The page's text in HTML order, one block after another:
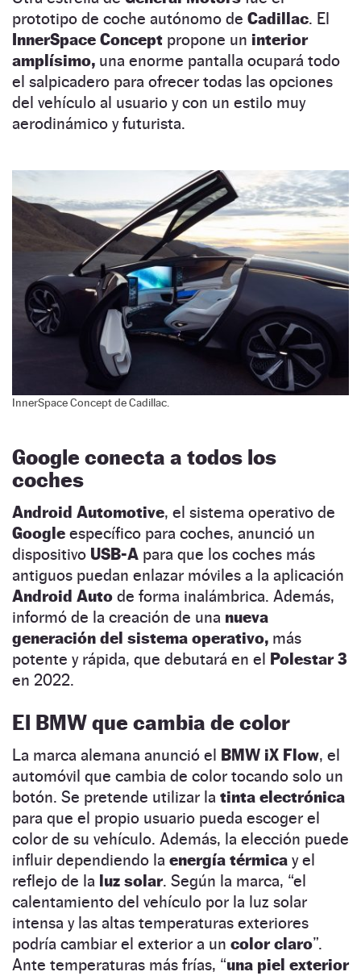
prototipo de coche autónomo de Cadillac. El
InnerSpace Concept propone un interior
amplísimo, una enorme pantalla ocupará todo
el salpicadero para ofrecer todas las opciones
del vehículo al usuario y con un estilo muy
aerodinámico y futurista.
InnerSpace Concept de Cadillac.
Google conecta a todos los
coches
Android Automotive, el sistema operativo de
Google específico para coches, anunció un
dispositivo USB-A para que los coches más
antiguos puedan enlazar móviles a la aplicación
Android Auto de forma inalámbrica. Además,
informó de la creación de una nueva
generación del sistema operativo, más
potente y rápida, que debutará en el Polestar 3
en 2022.
El BMW que cambia de color
La marca alemana anunció el BMW iX Flow, el
automóvil que cambia de color tocando solo un
botón. Se pretende utilizar la tinta electrónica
para que el propio usuario pueda escoger el
color de su vehículo. Además, la elección puede
influir dependiendo la energía térmica y el
reflejo de la luz solar. Según la marca, “el
calentamiento del vehículo por la luz solar
intensa y las altas temperaturas exteriores
podría cambiar el exterior a un color claro”.
Ante temperaturas más frías, “una piel exterior